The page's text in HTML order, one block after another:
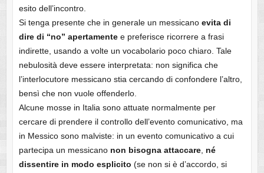
esito dell’incontro.
Si tenga presente che in generale un messicano evita di
dire di “no” apertamentee preferisce ricorrere a frasi
indirette, usando a volte un vocabolario poco chiaro. Tale
nebulosità deve essere interpretata: non significa che
l’interlocutore messicano stia cercando di confondere l’altro,
bensì che non vuole offenderlo.
Alcune mosse in Italia sono attuate normalmente per
cercare di prendere il controllo dell’evento comunicativo, ma
in Messico sono malviste: in un evento comunicativo a cui
partecipa un messicano non bisogna attaccare, né
dissentire in modo esplicito (se non si è d’accordo, si